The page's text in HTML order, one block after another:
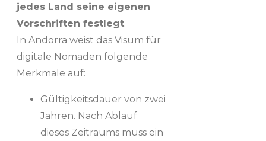
jedes Land seine eigenen
Vorschriften festlegt.
In Andorra weist das Visum für
digitale Nomaden folgende
Merkmale auf:
Gültigkeitsdauer von zwei
Jahren. Nach Ablauf
dieses Zeitraums muss ein